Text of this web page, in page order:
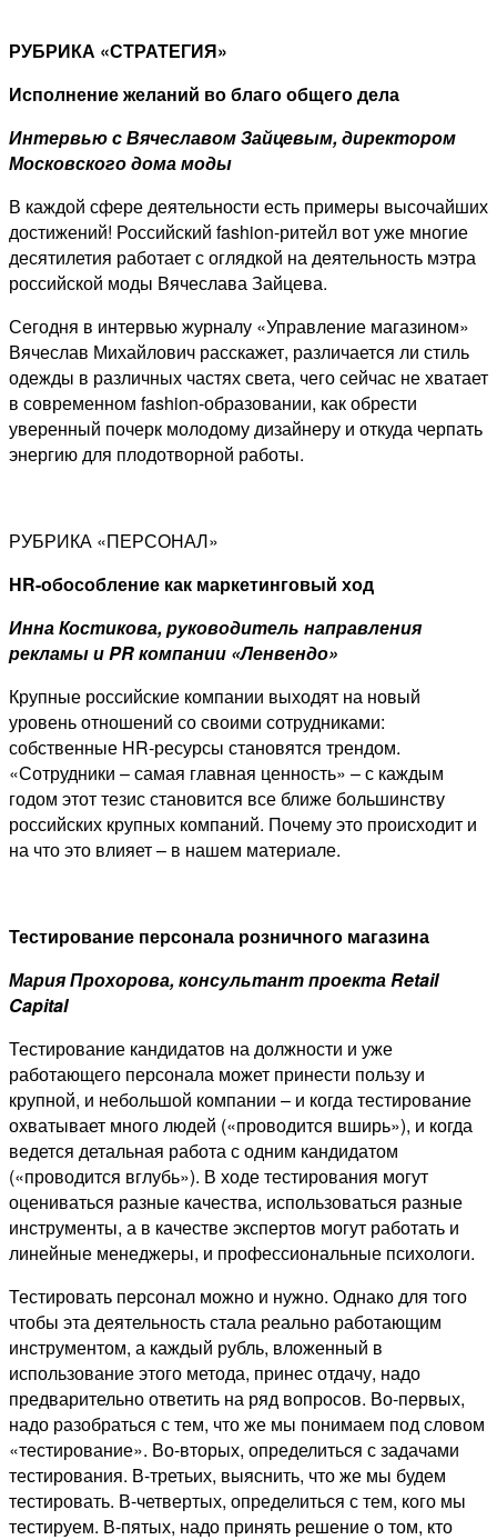
РУБРИКА «СТРАТЕГИЯ»
Исполнение желаний во благо общего дела
Интервью с Вячеславом Зайцевым, директором
Московского дома моды
В каждой сфере деятельности есть примеры высочайших
достижений! Российский fashion-ритейл вот уже многие
десятилетия работает с оглядкой на деятельность мэтра
российской моды Вячеслава Зайцева.
Сегодня в интервью журналу «Управление магазином»
Вячеслав Михайлович расскажет, различается ли стиль
одежды в различных частях света, чего сейчас не хватает
в современном fashion-образовании, как обрести
уверенный почерк молодому дизайнеру и откуда черпать
энергию для плодотворной работы.
РУБРИКА «ПЕРСОНАЛ»
HR-обособление как маркетинговый ход
Инна Костикова, руководитель направления
рекламы и PR компании «Ленвендо»
Крупные российские компании выходят на новый
уровень отношений со своими сотрудниками:
собственные HR-ресурсы становятся трендом.
«Сотрудники – самая главная ценность» – с каждым
годом этот тезис становится все ближе большинству
российских крупных компаний. Почему это происходит и
на что это влияет – в нашем материале.
Тестирование персонала розничного магазина
Мария Прохорова, консультант проекта Retail
Capital
Тестирование кандидатов на должности и уже
работающего персонала может принести пользу и
крупной, и небольшой компании – и когда тестирование
охватывает много людей («проводится вширь»), и когда
ведется детальная работа с одним кандидатом
(«проводится вглубь»). В ходе тестирования могут
оцениваться разные качества, использоваться разные
инструменты, а в качестве экспертов могут работать и
линейные менеджеры, и профессиональные психологи.
Тестировать персонал можно и нужно. Однако для того
чтобы эта деятельность стала реально работающим
инструментом, а каждый рубль, вложенный в
использование этого метода, принес отдачу, надо
предварительно ответить на ряд вопросов. Во-первых,
надо разобраться с тем, что же мы понимаем под словом
«тестирование». Во-вторых, определиться с задачами
тестирования. В-третьих, выяснить, что же мы будем
тестировать. В-четвертых, определиться с тем, кого мы
тестируем. В-пятых, надо принять решение о том, кто